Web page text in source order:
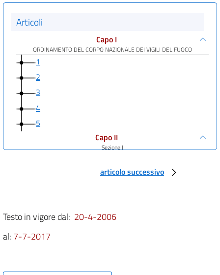
Articoli
Capo I
ORDINAMENTO DEL CORPO NAZIONALE DEI VIGILI DEL FUOCO
1
2
3
4
5
Capo II
Sezione I
8
9
articolo successivo
Testo in vigore dal: 20-4-2006
al: 7-7-2017